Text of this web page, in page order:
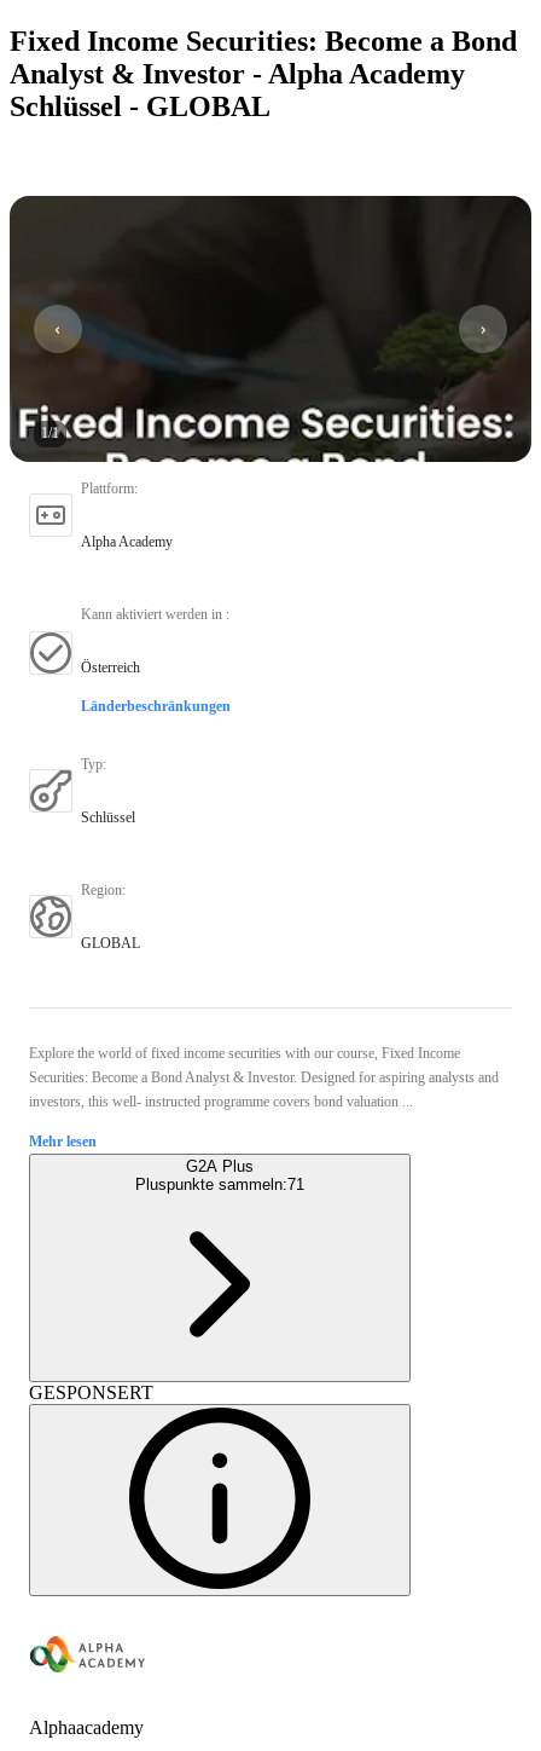
Fixed Income Securities: Become a Bond
Analyst & Investor - Alpha Academy
Schlüssel - GLOBAL
1/1
Plattform:
Alpha Academy
Kann aktiviert werden in :
Österreich
Länderbeschränkungen
Typ:
Schlüssel
Region:
GLOBAL
Explore the world of fixed income securities with our course, Fixed Income
Securities: Become a Bond Analyst & Investor. Designed for aspiring analysts and
investors, this well- instructed programme covers bond valuation ...
Mehr lesen
G2A Plus
Pluspunkte sammeln:71
GESPONSERT
Alphaacademy